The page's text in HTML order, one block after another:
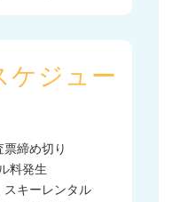
ケジュー
締め切り
料発生
キーレンタル